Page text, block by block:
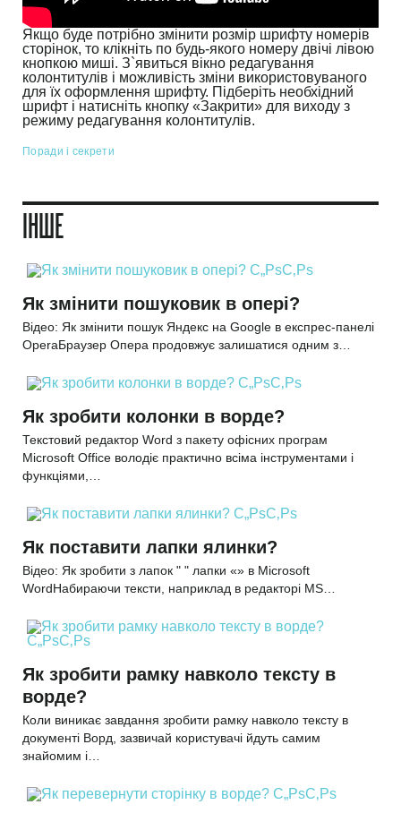
Якщо буде потрібно змінити розмір шрифту номерів
сторінок, то клікніть по будь-якого номеру двічі лівою
кнопкою миші. З`явиться вікно редагування
колонтитулів і можливість зміни використовуваного
для їх оформлення шрифту. Підберіть необхідний
шрифт і натисніть кнопку «Закрити» для виходу з
режиму редагування колонтитулів.
Поради і секрети
ІНШЕ
Як змінити пошуковик в опері?
Відео: Як змінити пошук Яндекс на Google в експрес-панелі
OperaБраузер Опера продовжує залишатися одним з…
Як зробити колонки в ворде?
Текстовий редактор Word з пакету офісних програм
Microsoft Office володіє практично всіма інструментами і
функціями,…
Як поставити лапки ялинки?
Відео: Як зробити з лапок " " лапки «» в Microsoft
WordНабираючи тексти, наприклад в редакторі MS…
Як зробити рамку навколо тексту в
ворде?
Коли виникає завдання зробити рамку навколо тексту в
документі Ворд, зазвичай користувачі йдуть самим
знайомим і…